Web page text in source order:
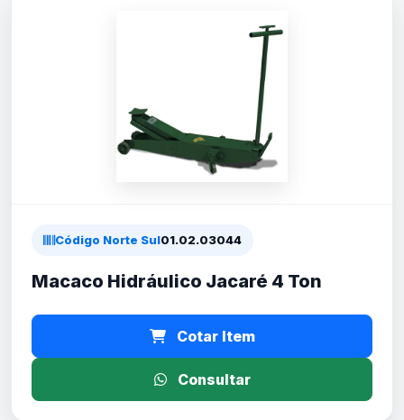
Código Norte Sul01.02.03044
Macaco Hidráulico Jacaré 4 Ton
Cotar Item
Consultar